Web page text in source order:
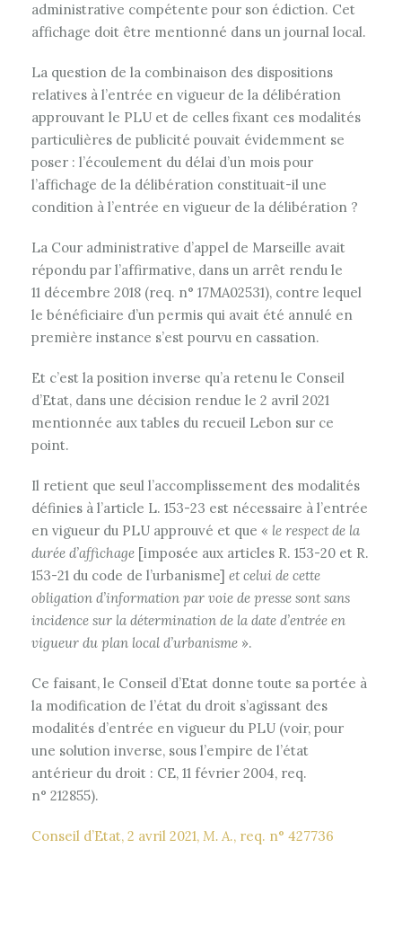
administrative compétente pour son édiction. Cet
affichage doit être mentionné dans un journal local.
La question de la combinaison des dispositions
relatives à l’entrée en vigueur de la délibération
approuvant le PLU et de celles fixant ces modalités
particulières de publicité pouvait évidemment se
poser : l’écoulement du délai d’un mois pour
l’affichage de la délibération constituait-il une
condition à l’entrée en vigueur de la délibération ?
La Cour administrative d’appel de Marseille avait
répondu par l’affirmative, dans un arrêt rendu le
11 décembre 2018 (req. n° 17MA02531), contre lequel
le bénéficiaire d’un permis qui avait été annulé en
première instance s’est pourvu en cassation.
Et c’est la position inverse qu’a retenu le Conseil
d’Etat, dans une décision rendue le 2 avril 2021
mentionnée aux tables du recueil Lebon sur ce
point.
Il retient que seul l’accomplissement des modalités
définies à l’article L. 153-23 est nécessaire à l’entrée
en vigueur du PLU approuvé et que « le respect de la
durée d’affichage [imposée aux articles R. 153-20 et R.
153-21 du code de l’urbanisme] et celui de cette
obligation d’information par voie de presse sont sans
incidence sur la détermination de la date d’entrée en
vigueur du plan local d’urbanisme ».
Ce faisant, le Conseil d’Etat donne toute sa portée à
la modification de l’état du droit s’agissant des
modalités d’entrée en vigueur du PLU (voir, pour
une solution inverse, sous l’empire de l’état
antérieur du droit : CE, 11 février 2004, req.
n° 212855).
Conseil d’Etat, 2 avril 2021, M. A., req. n° 427736